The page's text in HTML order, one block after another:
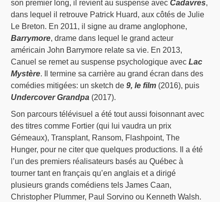
son premier long, il revient au suspense avecCadavres,
dans lequel il retrouve Patrick Huard, aux côtés de Julie
Le Breton. En 2011, il signe au drame anglophone,
Barrymore, drame dans lequel le grand acteur
américain John Barrymore relate sa vie. En 2013,
Canuel se remet au suspense psychologique avecLac
Mystère. Il termine sa carrière au grand écran dans des
comédies mitigées: un sketch de9, le film (2016), puis
Undercover Grandpa (2017).
Son parcours télévisuel a été tout aussi foisonnant avec
des titres comme Fortier (qui lui vaudra un prix
Gémeaux), Transplant, Ransom, Flashpoint, The
Hunger, pour ne citer que quelques productions. Il a été
l’un des premiers réalisateurs basés au Québec à
tourner tant en français qu’en anglais et a dirigé
plusieurs grands comédiens tels James Caan,
Christopher Plummer, Paul Sorvino ou Kenneth Walsh.